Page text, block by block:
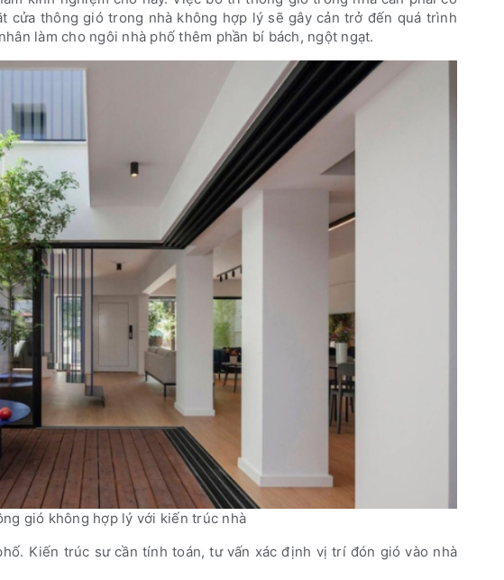
cửa thông gió trong nhà không hợp lý sẽ gây cản trở đến quá trình
làm cho ngôi nhà phố thêm phần bí bách, ngột ngạt.
gió không hợp lý với kiến trúc nhà
Kiến trúc sư cần tính toán, tư vấn xác định vị trí đón gió vào nhà